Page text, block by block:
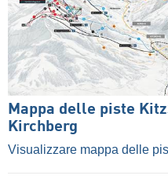
Mappa delle piste
Kirchberg
Visualizzare mappa delle